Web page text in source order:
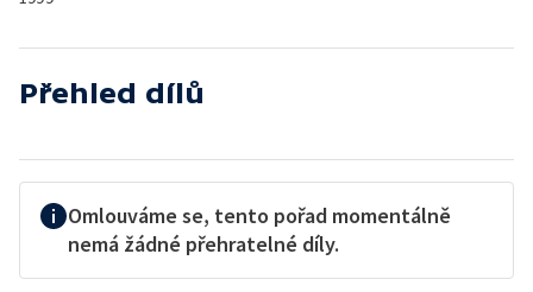
Přehled dílů
Omlouváme se, tento pořad momentálně
nemá žádné přehratelné díly.